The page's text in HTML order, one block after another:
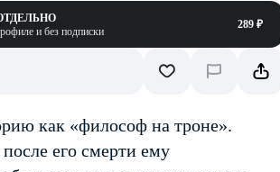
и без подписки
289 ₽
как «философ на троне».
его смерти ему